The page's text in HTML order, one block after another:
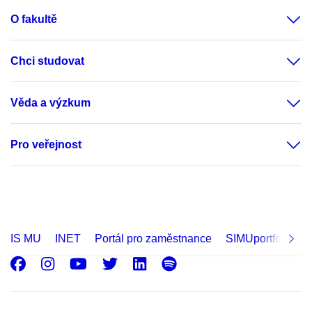
O fakultě
Chci studovat
Věda a výzkum
Pro veřejnost
IS MU INET Portál pro zaměstnance SIMUportfolio
Facebook
Instagram
Youtube
Twitter
LinkedIn
Spotify